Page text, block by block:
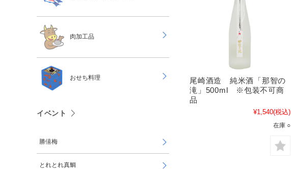
尾崎酒造 純米酒「那智の
滝」500ml ※包装不可商
品
¥1,540(税込)
在庫 ○
肉加工品
おせち料理
イベント
勝僖梅
とれとれ真鯛